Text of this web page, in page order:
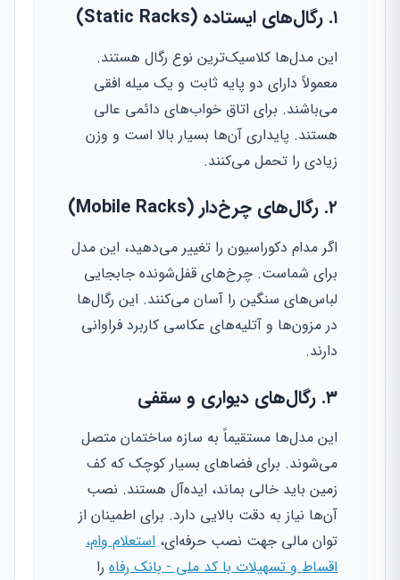
۱. رگال‌های ایستاده (Static Racks)
این مدل‌ها کلاسیک‌ترین نوع رگال هستند.
معمولاً دارای دو پایه ثابت و یک میله افقی
می‌باشند. برای اتاق خواب‌های دائمی عالی
هستند. پایداری آن‌ها بسیار بالا است و وزن
زیادی را تحمل می‌کنند.
۲. رگال‌های چرخ‌دار (Mobile Racks)
اگر مدام دکوراسیون را تغییر می‌دهید، این مدل
برای شماست. چرخ‌های قفل‌شونده جابجایی
لباس‌های سنگین را آسان می‌کنند. این رگال‌ها
در مزون‌ها و آتلیه‌های عکاسی کاربرد فراوانی
دارند.
۳. رگال‌های دیواری و سقفی
این مدل‌ها مستقیماً به سازه ساختمان متصل
می‌شوند. برای فضاهای بسیار کوچک که کف
زمین باید خالی بماند، ایده‌آل هستند. نصب
آن‌ها نیاز به دقت بالایی دارد. برای اطمینان از
توان مالی جهت نصب حرفه‌ای، استعلام وام،
اقساط و تسهیلات با کد ملی - بانک رفاه را